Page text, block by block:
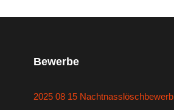
Bewerbe
2025 08 15 Nachtnasslöschbewerb